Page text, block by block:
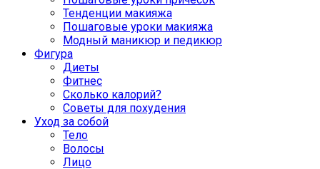
Тенденции макияжа
Пошаговые уроки макияжа
Модный маникюр и педикюр
Фигура
Диеты
Фитнес
Сколько калорий?
Советы для похудения
Уход за собой
Тело
Волосы
Лицо